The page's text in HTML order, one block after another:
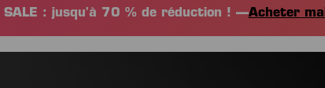
SALE : jusqu'à 70 % de réduction ! —Acheter